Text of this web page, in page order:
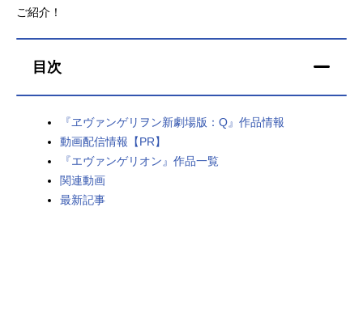
春アニメ
FOLLOW US
ご紹介！
目次
『ヱヴァンゲリヲン新劇場版：Q』作品情報
動画配信情報【PR】
『エヴァンゲリオン』作品一覧
関連動画
最新記事